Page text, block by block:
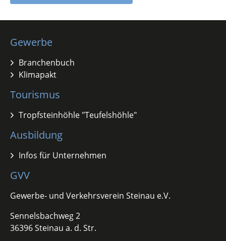
Gewerbe
Branchenbuch
Klimapakt
Tourismus
Tropfsteinhöhle "Teufelshöhle"
Ausbildung
Infos für Unternehmen
GVV
Gewerbe- und Verkehrsverein Steinau e.V.
Sennelsbachweg 2
36396 Steinau a. d. Str.